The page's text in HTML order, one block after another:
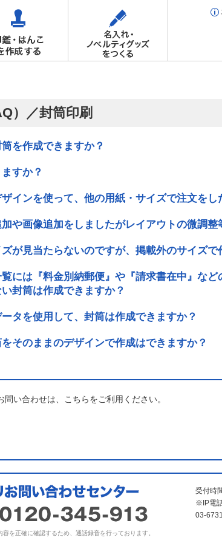
）／封筒印刷
を作成できますか？
すか？
インを使って、他の用紙・サイズで注文をし
や画像追加をしましたがレイアウトの微調
が見当たらないのですが、掲載外のサイズで
には『料金別納郵便』や『請求書在中』な
封筒は作成できますか？
タを使用して、封筒は作成できますか？
そのままのデザインで作成はできますか？
問い合わせは、こちらをご利用ください。
受付時
※IP電
03-
を正確に確認するため、通話録音を行っております。